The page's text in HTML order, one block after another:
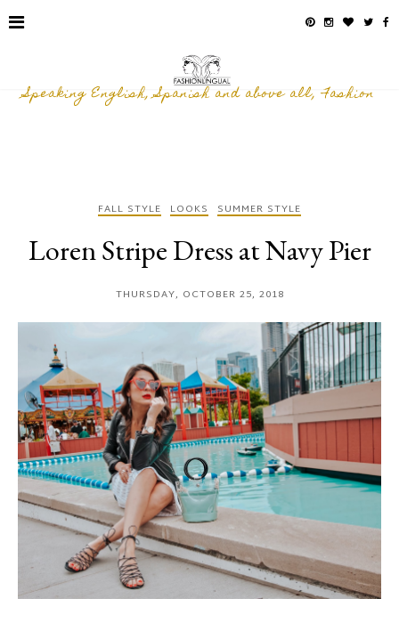
Speaking English, Spanish and above all, Fashion
FALL STYLE LOOKS SUMMER STYLE
Loren Stripe Dress at Navy Pier
THURSDAY, OCTOBER 25, 2018